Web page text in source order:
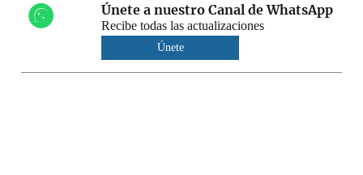
Únete a nuestro Canal de WhatsApp
Recibe todas las actualizaciones
Únete